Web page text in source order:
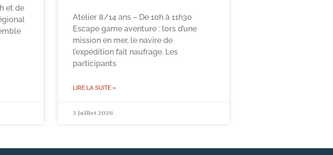
et de
Atelier 8/14 ans – De 10h à 11h30
Escape game aventure : lors d’une
mission en mer, le navire de
l’expédition fait naufrage. Les
participants
LIRE LA SUITE »
3 juillet 2026